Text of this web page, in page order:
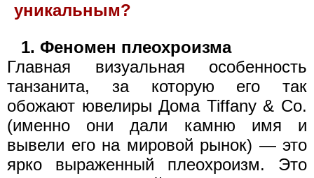
уникальным?
1. Феномен плеохроизма
Главная визуальная особенность
танзанита, за которую его так
обожают ювелиры Дома Tiffany & Co.
(именно они дали камню имя и
вывели его на мировой рынок) — это
ярко выраженный плеохроизм. Это